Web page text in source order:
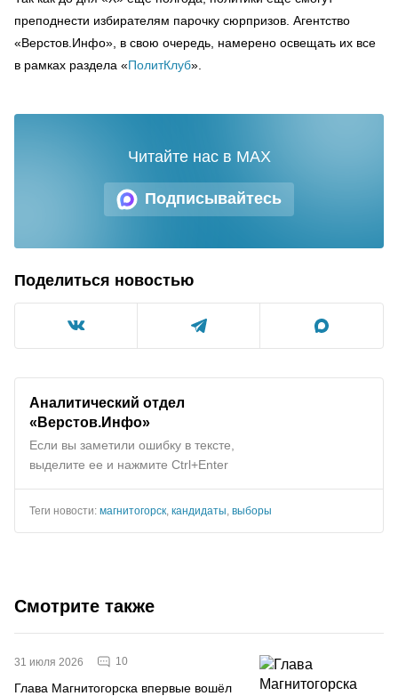
преподнести избирателям парочку сюрпризов. Агентство
«Верстов.Инфо», в свою очередь, намерено освещать их все
в рамках раздела «ПолитКлуб».
Подписывайтесь
Читайте нас в MAX
Поделиться новостью
Аналитический отдел
«Верстов.Инфо»
Если вы заметили ошибку в тексте,
выделите ее и нажмите Ctrl+Enter
Теги новости: магнитогорск кандидаты выборы
Смотрите также
31 июля 2026 10
Глава Магнитогорска впервые вошёл